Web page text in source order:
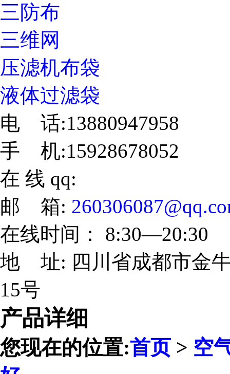
三防布
三维网
压滤机布袋
液体过滤袋
电 话:13880947958
手 机:15928678052
在 线 qq:
邮 箱:
在线时间： 8:30—20:30
地 址: 四川省成都市金
15号
产品详细
您现在的位置:首页> 空